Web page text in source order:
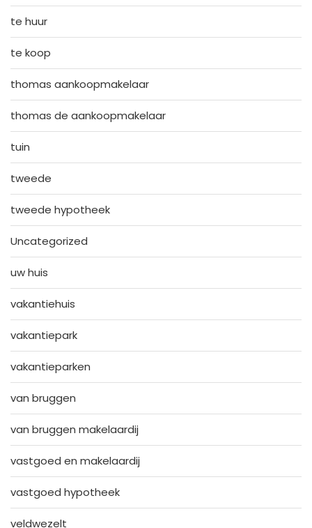
te huur
te koop
thomas aankoopmakelaar
thomas de aankoopmakelaar
tuin
tweede
tweede hypotheek
Uncategorized
uw huis
vakantiehuis
vakantiepark
vakantieparken
van bruggen
van bruggen makelaardij
vastgoed en makelaardij
vastgoed hypotheek
veldwezelt